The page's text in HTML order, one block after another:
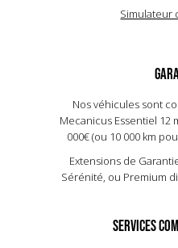
Simulateur
Nos véhicules sont
Mecanicus Essentiel 12
000€ (ou 10 000 km
Extensions de
Sérénité, ou Premium
SERVICES